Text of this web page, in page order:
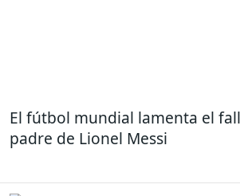
El fútbol mundial lamenta el
padre de Lionel Messi